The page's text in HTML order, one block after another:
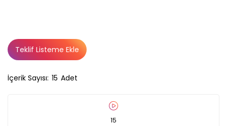
İçerik Sayısı: 15 Adet
15
Teklif Listeme Ekle